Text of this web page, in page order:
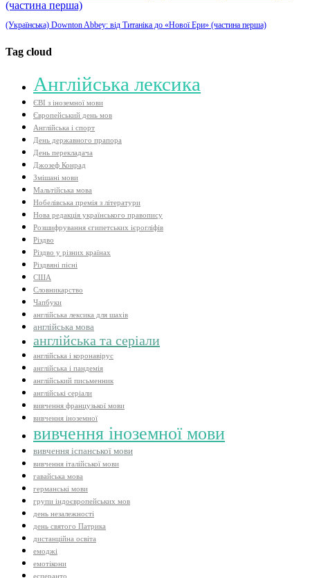
(Українська) Downton Abbey: від Титаніка до «Нової Ери» (частина перша)
Tag cloud
Aнглійська лексика
ЄВІ з іноземної мови
Європейський день мов
Англійська і спорт
День державного прапора
День перекладача
Джозеф Конрад
Змішані мови
Мальтійська мова
Нобелівська премія з літератури
Нова редакція українського правопису
Розшифрування єгипетських ієрогліфів
Різдво
Різдво у різних країнах
Різдвяні пісні
США
Словникарство
Чапбуки
англійська лексика для шахів
англійська мова
англійська та серіали
англійська і коронавірус
англійська і пандемія
англійський письменник
англійські серіали
вивчення французької мови
вивчення іноземної
вивчення іноземної мови
вивчення іспанської мови
вивчення італійської мови
гавайська мова
германські мови
групи індоєвропейських мов
день незалежності
день святого Патрика
дистанційна освіта
емоджі
емотікони
есперанто